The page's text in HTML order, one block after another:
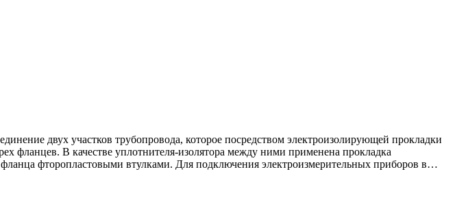
двух участков трубопровода, которое посредством электроизолирующей прокладки
фланцев. В качестве уплотнителя-изолятора между ними применена прокладка
фторопластовыми втулками. Для подключения электроизмерительных приборов в…